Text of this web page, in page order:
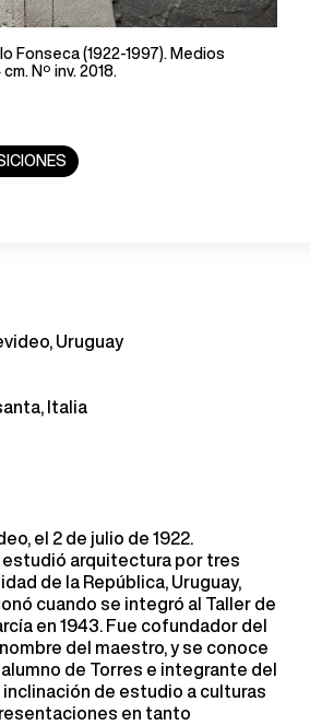
Fonseca (1922-1997). Medios
Nº inv. 2018.
Uruguay
Italia
el 2 de julio de 1922.
estudió arquitectura por tres
de la República, Uruguay,
cuando se integró al Taller de
en 1943. Fue cofundador del
del maestro, y se conoce
de Torres e integrante del
de estudio a culturas
en tanto